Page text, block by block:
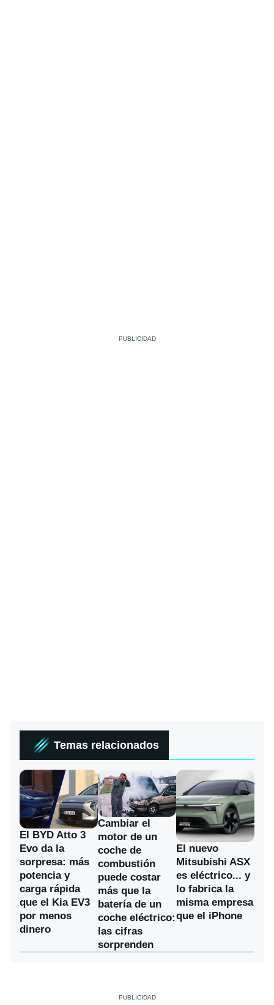
Temas relacionados
El BYD Atto 3
Evo da la
sorpresa: más
potencia y
carga rápida
que el Kia EV3
por menos
dinero
Cambiar el
motor de un
coche de
combustión
puede costar
más que la
batería de un
coche eléctrico:
las cifras
sorprenden
El nuevo
Mitsubishi ASX
es eléctrico... y
lo fabrica la
misma empresa
que el iPhone